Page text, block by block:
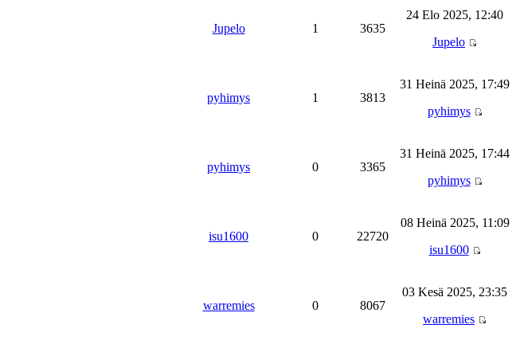
Jupelo 1 3635
24 Elo 2025, 12:40
Jupelo
pyhimys 1 3813
31 Heinä 2025, 17:49
pyhimys
pyhimys 0 3365
31 Heinä 2025, 17:44
pyhimys
isu1600 0 22720
08 Heinä 2025, 11:09
isu1600
warremies 0 8067
03 Kesä 2025, 23:35
warremies